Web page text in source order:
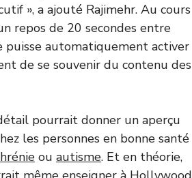
», a ajouté Rajimehr. Au cours
repos de 20 secondes entre
puisse automatiquement activer
de se souvenir du contenu des
pourrait donner un aperçu
les personnes en bonne santé
ou autisme. Et en théorie,